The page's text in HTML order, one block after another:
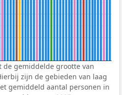
de gemiddelde grootte van
zijn de gebieden van laag
gemiddeld aantal personen in